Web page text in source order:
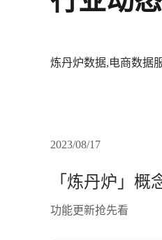
炼丹炉数据,电商数据
2023/08/17
功能更新抢先看